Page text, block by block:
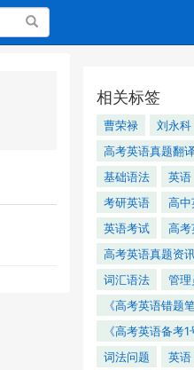
搜索
相关标签
曹荣禄 刘永科
高考英语真题翻
基础语法
英语
考研英语
高中
英语考试
高考
高考英语真题资
词汇语法
管理
《高考英语错题
《高考英语备考1
词法问题
英语